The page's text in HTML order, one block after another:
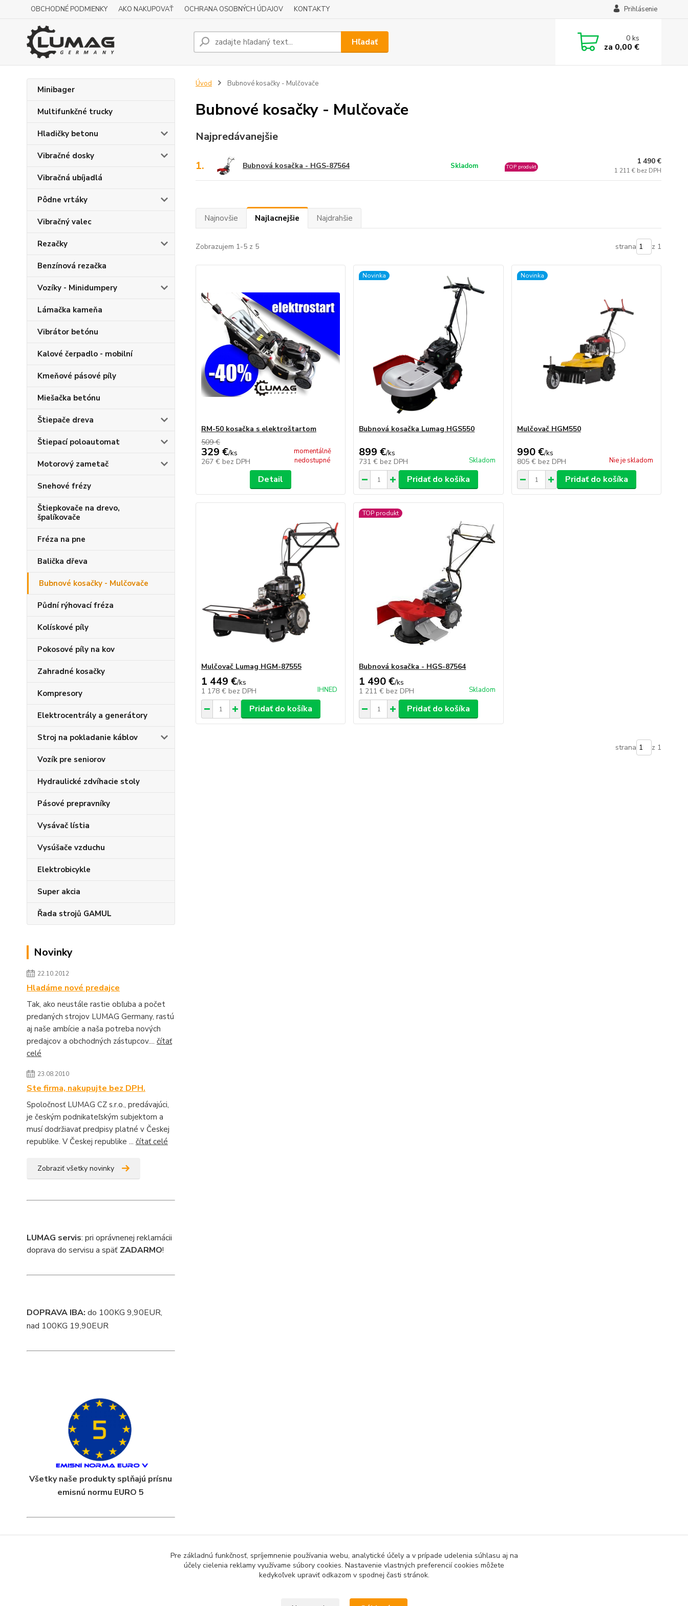
OBCHODNÉ PODMIENKY AKO NAKUPOVAŤ OCHRANA OSOBNÝCH ÚDAJOV KONTAKTY Prihlásenie
Hľadať 0ks
za 0,00 €
Minibager
Multifunkčné trucky
Hladičky betonu
Vibračné dosky
Vibračná ubíjadlá
Pôdne vrtáky
Vibračný valec
Rezačky
Benzínová rezačka
Vozíky - Minidumpery
Lámačka kameňa
Vibrátor betónu
Kalové čerpadlo - mobilní
Kmeňové pásové píly
Miešačka betónu
Štiepače dreva
Štiepací poloautomat
Motorový zametač
Snehové frézy
Štiepkovače na drevo,
špalíkovače
Fréza na pne
Balička dřeva
Bubnové kosačky - Mulčovače
Půdní rýhovací fréza
Kolískové píly
Pokosové píly na kov
Zahradné kosačky
Kompresory
Elektrocentrály a generátory
Stroj na pokladanie káblov
Vozík pre seniorov
Hydraulické zdvíhacie stoly
Pásové prepravníky
Vysávač lístia
Vysúšače vzduchu
Elektrobicykle
Super akcia
Řada strojů GAMUL
Novinky
22.10.2012
Hladáme nové predajce
Tak, ako neustále rastie obľuba a počet
predaných strojov LUMAG Germany, rastú
aj naše ambície a naša potreba nových
predajcov a obchodných zástupcov.... čítať
celé
23.08.2010
Ste firma, nakupujte bez DPH.
Spoločnosť LUMAG CZ s.r.o., predávajúci,
je českým podnikateľským subjektom a
musí dodržiavať predpisy platné v Českej
republike. V Českej republike ... čítať celé
Zobraziť všetky novinky
LUMAG servis: pri oprávnenej reklamácii
doprava do servisu a späť ZADARMO!
DOPRAVA IBA: do 100KG 9,90EUR,
nad 100KG 19,90EUR
Všetky naše produkty splňajú prísnu
emisnú normu EURO 5
Úvod Bubnové kosačky - Mulčovače
Bubnové kosačky - Mulčovače
Najpredávanejšie
1. Bubnová kosačka - HGS-87564 Skladom TOP produkt
1 490 €
1 211 € bez DPH
Najnovšie Najlacnejšie Najdrahšie
Zobrazujem 1-5 z 5 strana z 1
RM-50 kosačka s elektroštartom
509 €
329 €/ks
267 € bez DPH
momentálně
nedostupné
Detail
Novinka
Bubnová kosačka Lumag HGS550
899 €/ks
731 € bez DPH Skladom
Pridať do košíka
Novinka
Mulčovač HGM550
990 €/ks
805 € bez DPH Nie je skladom
Pridať do košíka
Mulčovač Lumag HGM-87555
1 449 €/ks
1 178 € bez DPH IHNED
Pridať do košíka
TOP produkt
Bubnová kosačka - HGS-87564
1 490 €/ks
1 211 € bez DPH Skladom
Pridať do košíka
strana z 1
Upravit sběr cookies.
Pre základnú funkčnosť, spríjemnenie používania webu, analytické účely a v prípade udelenia súhlasu aj na
účely cielenia reklamy využívame súbory cookies. Nastavenie vlastných preferencií cookies môžete
kedykoľvek upraviť odkazom v spodnej časti stránok.